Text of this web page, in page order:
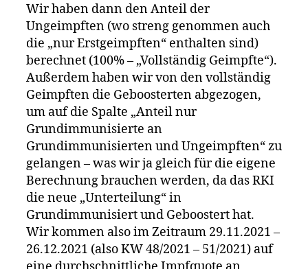
Wir haben dann den Anteil der
Ungeimpften (wo streng genommen auch
die „nur Erstgeimpften“ enthalten sind)
berechnet (100% – „Vollständig Geimpfte“).
Außerdem haben wir von den vollständig
Geimpften die Geboosterten abgezogen,
um auf die Spalte „Anteil nur
Grundimmunisierte an
Grundimmunisierten und Ungeimpften“ zu
gelangen – was wir ja gleich für die eigene
Berechnung brauchen werden, da das RKI
die neue „Unterteilung“ in
Grundimmunisiert und Geboostert hat.
Wir kommen also im Zeitraum 29.11.2021 –
26.12.2021 (also KW 48/2021 – 51/2021) auf